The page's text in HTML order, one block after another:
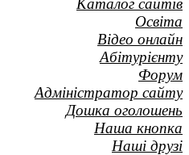
Каталог сайтів
Освіта
Відео онлайн
Абітурієнту
Форум
Адміністратор сайту
Дошка оголошень
Наша кнопка
Наші друзі